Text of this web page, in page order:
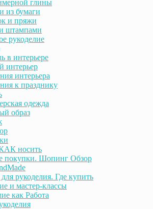
глины
из бумаги
и пряжи
штампами
рукоделие
в интерьере
интерьер
интерьера
к празднику
одежда
образ
носить
покупки. Шопинг Обзор
рукоделия. Где купить
и мастер-классы
как Работа